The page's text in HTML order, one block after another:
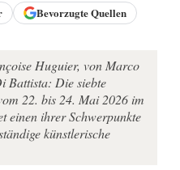
Bevorzugte Quellen
Huguier, von Marco
Battista: Die siebte
22. bis 24. Mai 2026 im
einen ihrer Schwerpunkte
künstlerische